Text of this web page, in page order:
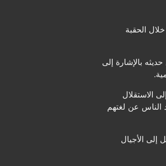
الحقبة
بالإشارة إلى
سهّلت استعمار الجزائر و استمراره طوال 130 سنة وصولاً إلى الاستقلال
الناس عن لغتهم
إلى الأجيال